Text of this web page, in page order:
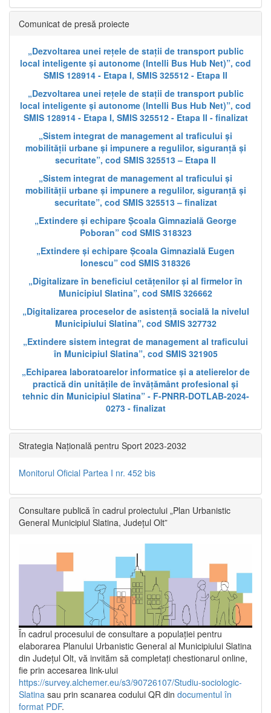
Comunicat de presă proiecte
„Dezvoltarea unei rețele de stații de transport public
local inteligente și autonome (Intelli Bus Hub Net)”, cod
SMIS 128914 - Etapa I, SMIS 325512 - Etapa II
„Dezvoltarea unei rețele de stații de transport public
local inteligente și autonome (Intelli Bus Hub Net)”, cod
SMIS 128914 - Etapa I, SMIS 325512 - Etapa II - finalizat
„Sistem integrat de management al traficului și
mobilității urbane și impunere a regulilor, siguranță și
securitate”, cod SMIS 325513 – Etapa II
„Sistem integrat de management al traficului și
mobilității urbane și impunere a regulilor, siguranță și
securitate”, cod SMIS 325513 – finalizat
„Extindere și echipare Școala Gimnazială George
Poboran” cod SMIS 318323
„Extindere și echipare Școala Gimnazială Eugen
Ionescu” cod SMIS 318326
„Digitalizare în beneficiul cetățenilor și al firmelor în
Municipiul Slatina”, cod SMIS 326662
„Digitalizarea proceselor de asistență socială la nivelul
Municipiului Slatina”, cod SMIS 327732
„Extindere sistem integrat de management al traficului
în Municipiul Slatina”, cod SMIS 321905
„Echiparea laboratoarelor informatice și a atelierelor de
practică din unitățile de învățământ profesional și
tehnic din Municipiul Slatina” - F-PNRR-DOTLAB-2024-
0273 - finalizat
Strategia Națională pentru Sport 2023-2032
Monitorul Oficial Partea I nr. 452 bis
Consultare publică în cadrul proiectului „Plan Urbanistic
General Municipiul Slatina, Județul Olt”
În cadrul procesului de consultare a populaţiei pentru
elaborarea Planului Urbanistic General al Municipiului Slatina
din Județul Olt, vă invităm să completați chestionarul online,
fie prin accesarea link-ului
https://survey.alchemer.eu/s3/90726107/Studiu-sociologic-
Slatina sau prin scanarea codului QR din documentul în
format PDF.